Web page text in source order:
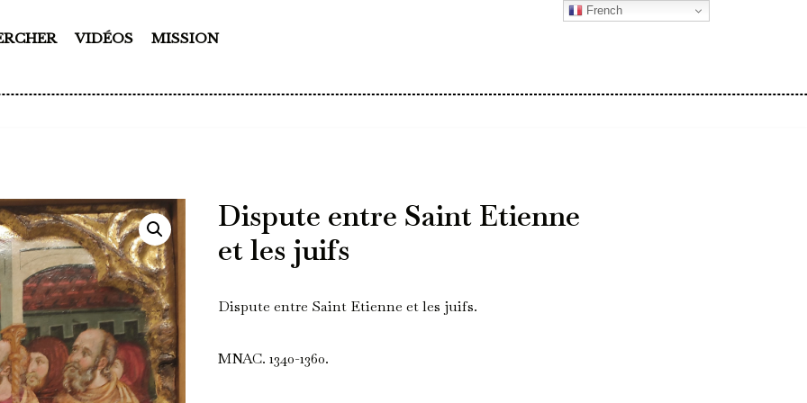
VIDÉOS MISSION
Dispute entre Saint Etienne
et les juifs
Dispute entre Saint Etienne et les juifs.
MNAC. 1340-1360.
French